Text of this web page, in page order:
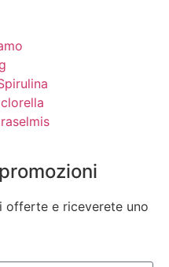
offerte e riceverete uno